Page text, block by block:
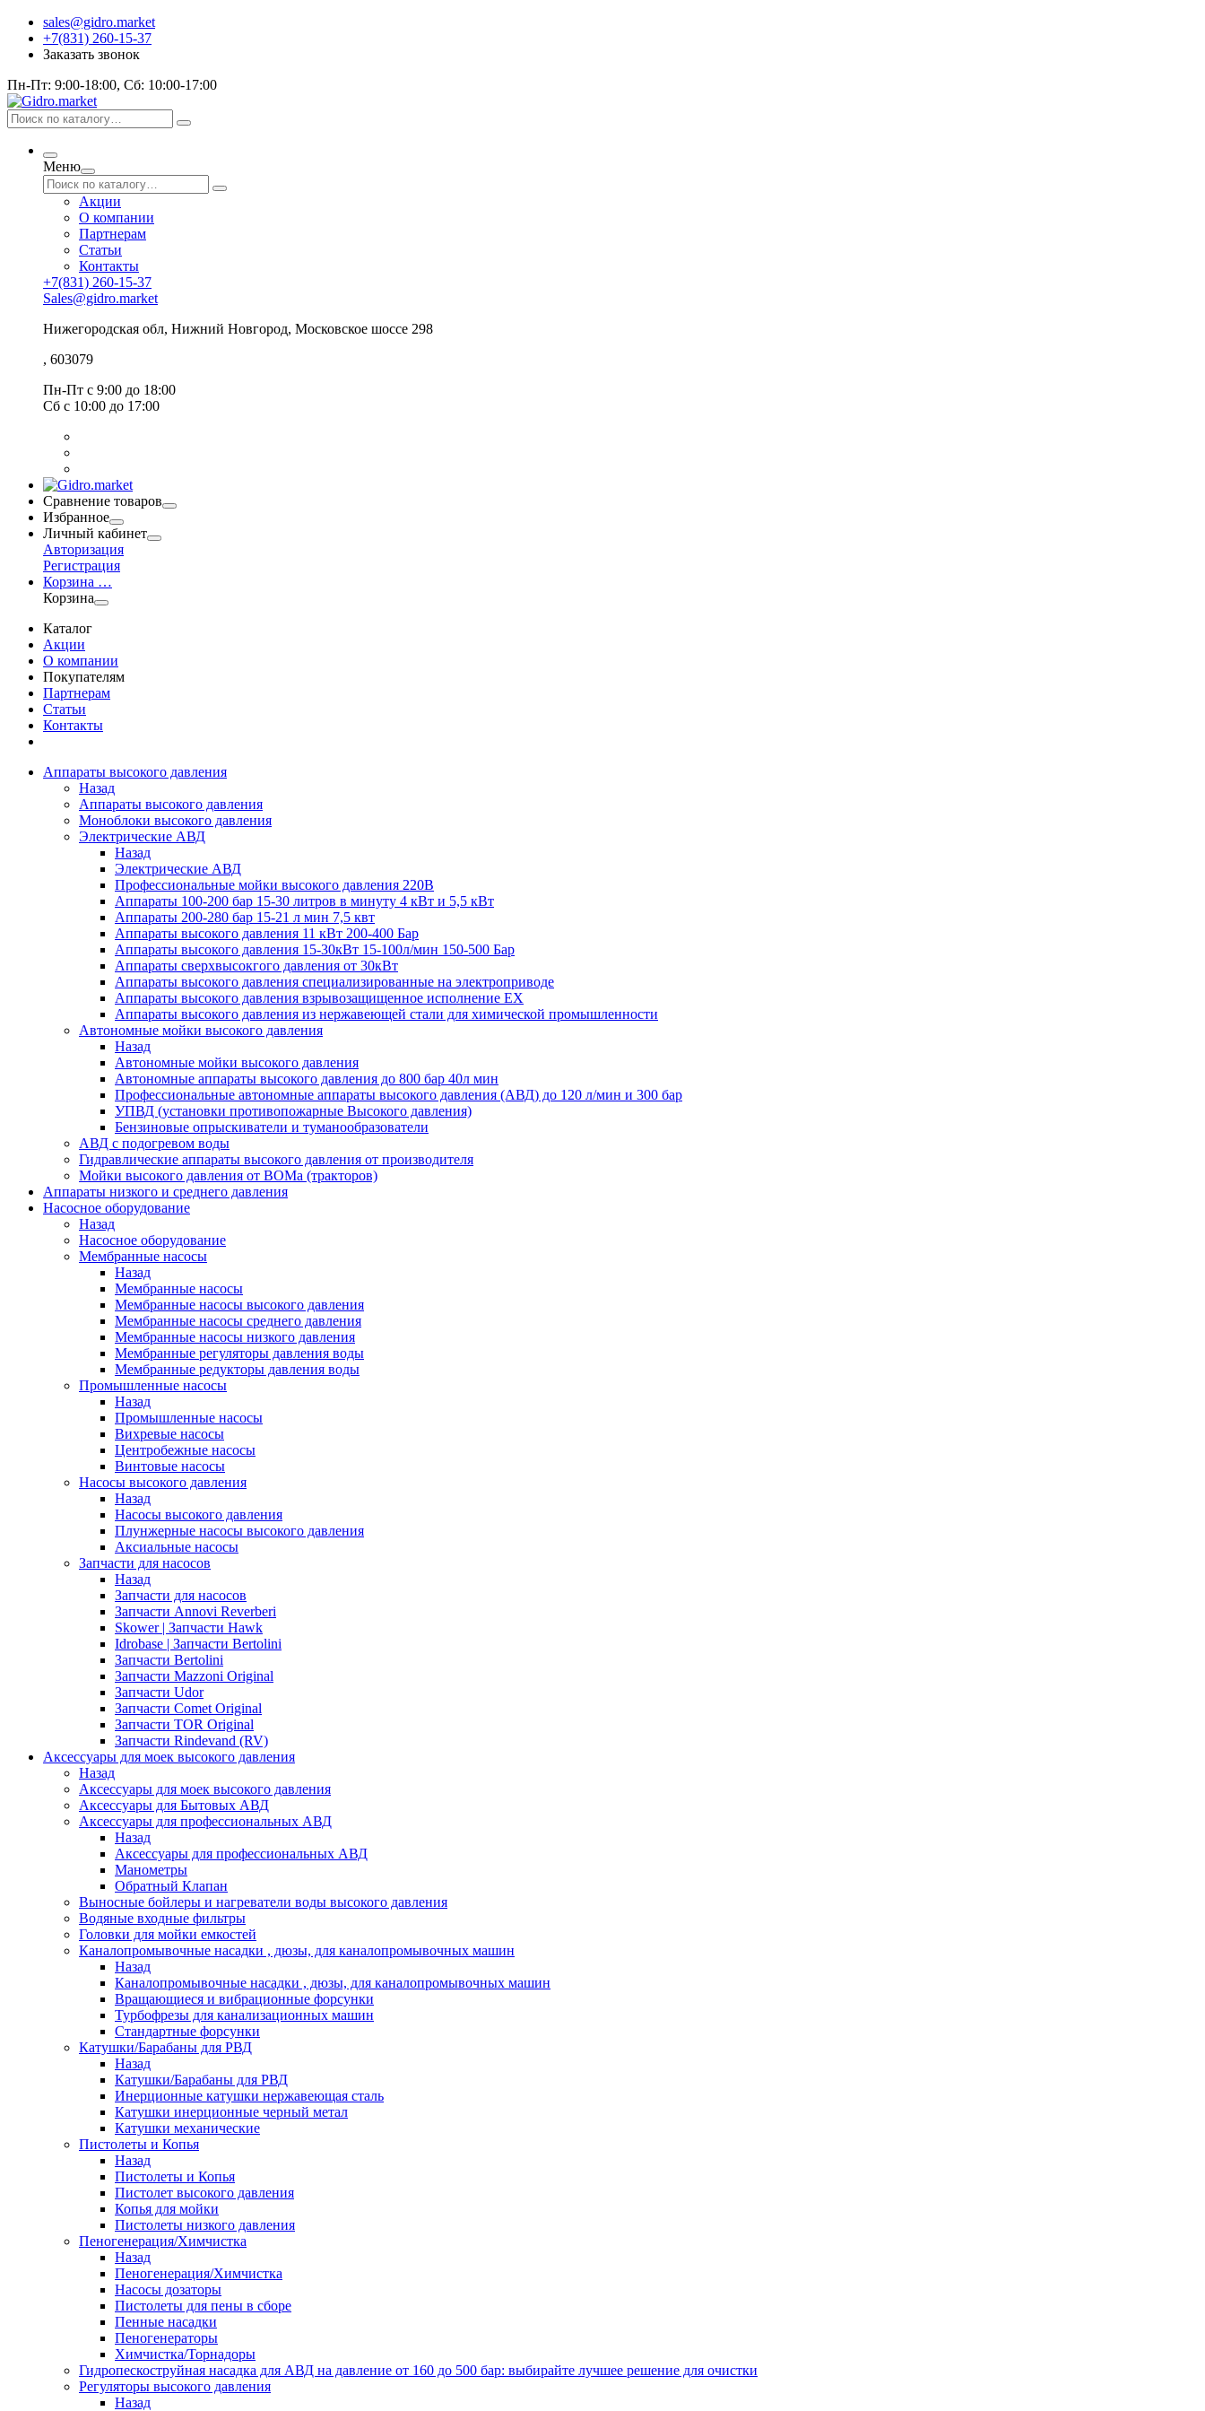
sales@gidro.market
+7(831) 260-15-37
Заказать звонок
Пн-Пт: 9:00-18:00, Сб: 10:00-17:00
Меню
Акции
О компании
Партнерам
Статьи
Контакты
+7(831) 260-15-37
Sales@gidro.market
Нижегородская обл, Нижний Новгород, Московское шоссе 298
, 603079
Пн-Пт с 9:00 до 18:00
Сб с 10:00 до 17:00
Сравнение товаров
Избранное
Личный кабинет
Авторизация
Регистрация
Корзина …
Корзина
Каталог
Акции
О компании
Покупателям
Партнерам
Статьи
Контакты
Аппараты высокого давления
Назад
Аппараты высокого давления
Моноблоки высокого давления
Электрические АВД
Назад
Электрические АВД
Профессиональные мойки высокого давления 220В
Аппараты 100-200 бар 15-30 литров в минуту 4 кВт и 5,5 кВт
Аппараты 200-280 бар 15-21 л мин 7,5 квт
Аппараты высокого давления 11 кВт 200-400 Бар
Аппараты высокого давления 15-30кВт 15-100л/мин 150-500 Бар
Аппараты сверхвысокгого давления от 30кВт
Аппараты высокого давления специализированные на электроприводе
Аппараты высокого давления взрывозащищенное исполнение EX
Аппараты высокого давления из нержавеющей стали для химической промышленности
Автономные мойки высокого давления
Назад
Автономные мойки высокого давления
Автономные аппараты высокого давления до 800 бар 40л мин
Профессиональные автономные аппараты высокого давления (АВД) до 120 л/мин и 300 бар
УПВД (установки противопожарные Высокого давления)
Бензиновые опрыскиватели и туманообразователи
АВД с подогревом воды
Гидравлические аппараты высокого давления от производителя
Мойки высокого давления от ВОМа (тракторов)
Аппараты низкого и среднего давления
Насосное оборудование
Назад
Насосное оборудование
Мембранные насосы
Назад
Мембранные насосы
Мембранные насосы высокого давления
Мембранные насосы среднего давления
Мембранные насосы низкого давления
Мембранные регуляторы давления воды
Мембранные редукторы давления воды
Промышленные насосы
Назад
Промышленные насосы
Вихревые насосы
Центробежные насосы
Винтовые насосы
Насосы высокого давления
Назад
Насосы высокого давления
Плунжерные насосы высокого давления
Аксиальные насосы
Запчасти для насосов
Назад
Запчасти для насосов
Запчасти Annovi Reverberi
Skower | Запчасти Hawk
Idrobase | Запчасти Bertolini
Запчасти Bertolini
Запчасти Mazzoni Original
Запчасти Udor
Запчасти Comet Original
Запчасти TOR Original
Запчасти Rindevand (RV)
Аксессуары для моек высокого давления
Назад
Аксессуары для моек высокого давления
Аксессуары для Бытовых АВД
Аксессуары для профессиональных АВД
Назад
Аксессуары для профессиональных АВД
Манометры
Обратный Клапан
Выносные бойлеры и нагреватели воды высокого давления
Водяные входные фильтры
Головки для мойки емкостей
Каналопромывочные насадки , дюзы, для каналопромывочных машин
Назад
Каналопромывочные насадки , дюзы, для каналопромывочных машин
Вращающиеся и вибрационные форсунки
Турбофрезы для канализационных машин
Стандартные форсунки
Катушки/Барабаны для РВД
Назад
Катушки/Барабаны для РВД
Инерционные катушки нержавеющая сталь
Катушки инерционные черный метал
Катушки механические
Пистолеты и Копья
Назад
Пистолеты и Копья
Пистолет высокого давления
Копья для мойки
Пистолеты низкого давления
Пеногенерация/Химчистка
Назад
Пеногенерация/Химчистка
Насосы дозаторы
Пистолеты для пены в сборе
Пенные насадки
Пеногенераторы
Химчистка/Торнадоры
Гидропескоструйная насадка для АВД на давление от 160 до 500 бар: выбирайте лучшее решение для очистки
Регуляторы высокого давления
Назад